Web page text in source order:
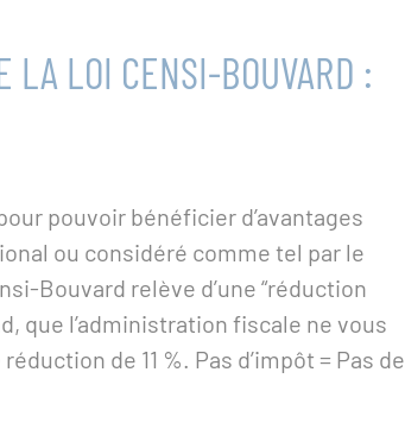
LA LOI CENSI-BOUVARD :
pouvoir bénéficier d’avantages
ou considéré comme tel par le
Bouvard relève d’une “réduction
que l’administration fiscale ne vous
de 11 %. Pas d’impôt = Pas de